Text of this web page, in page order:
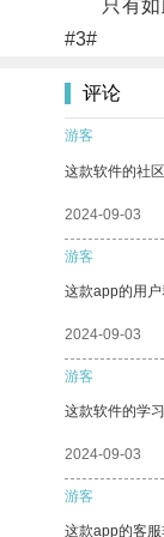
只有如此
#3#
评论
游客
这款软件的社
2024-09-03
游客
这款app的用户
2024-09-03
游客
这款软件的学
2024-09-03
游客
这款app的客服